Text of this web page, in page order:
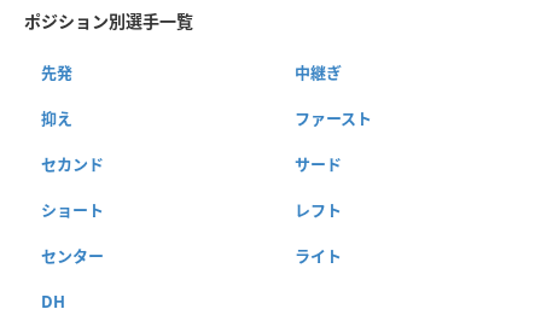
ポジション別選手一覧
先発 中継ぎ
抑え ファースト
セカンド サード
ショート レフト
センター ライト
DH